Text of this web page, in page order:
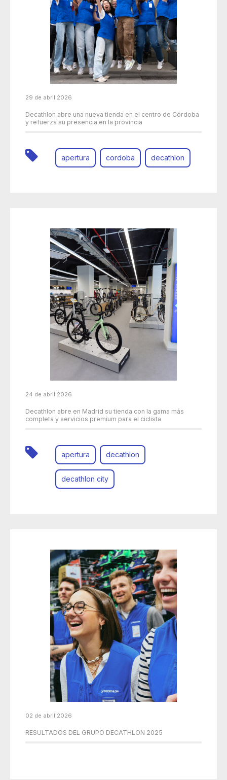
29 de abril 2026
Decathlon abre una nueva tienda en el centro de Córdoba
y refuerza su presencia en la provincia
apertura cordoba decathlon
24 de abril 2026
Decathlon abre en Madrid su tienda con la gama más
completa y servicios premium para el ciclista
apertura decathlon
decathlon city
02 de abril 2026
RESULTADOS DEL GRUPO DECATHLON 2025